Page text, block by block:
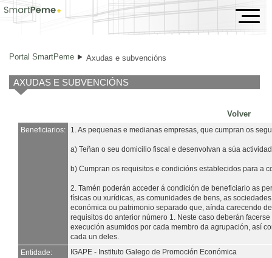
Axudas e subvencións
Portal SmartPeme Axudas e subvencións
AXUDAS E SUBVENCIÓNS
Volver
Beneficiarios: 1. As pequenas e medianas empresas, que cumpran os
a) Teñan o seu domicilio fiscal e desenvolvan a súa
b) Cumpran os requisitos e condicións establecidos para a
2. Tamén poderán acceder á condición de beneficiario as
físicas ou xurídicas, as comunidades de bens, as
económica ou patrimonio separado que, aínda carecendo
requisitos do anterior número 1. Neste caso deberán
execución asumidos por cada membro da agrupación, así
cada un deles.
Entidade:
IGAPE - Instituto Galego de Promoción Económica